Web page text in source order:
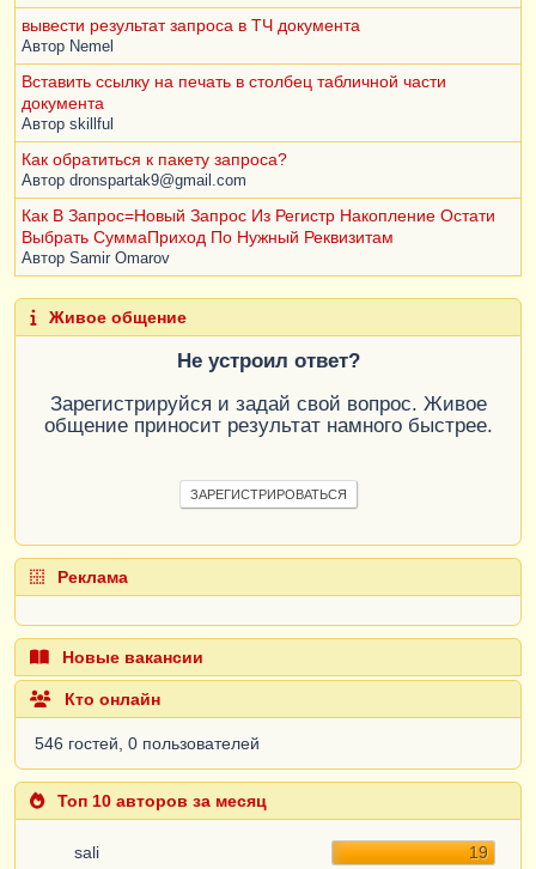
вывести результат запроса в ТЧ документа
Автор Nemel
Вставить ссылку на печать в столбец табличной части
документа
Автор skillful
Как обратиться к пакету запроса?
Автор dronspartak9@gmail.com
Как В Запрос=Новый Запрос Из Регистр Накопление Остати
Выбрать СуммаПриход По Нужный Реквизитам
Автор Samir Omarov
Живое общение
Не устроил ответ?
Зарегистрируйся и задай свой вопрос. Живое
общение приносит результат намного быстрее.
ЗАРЕГИСТРИРОВАТЬСЯ
Реклама
Новые вакансии
Кто онлайн
546 гостей, 0 пользователей
Топ 10 авторов за месяц
sali 19